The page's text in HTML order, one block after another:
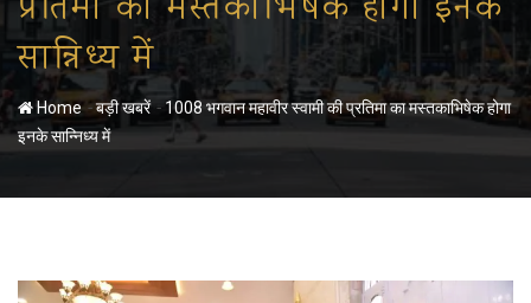
सान्निध्य में
Home-बड़ी खबरें-1008 भगवान महावीर स्वामी की प्रतिमा का मस्तकाभिषेक होगा
इनके सान्निध्य में